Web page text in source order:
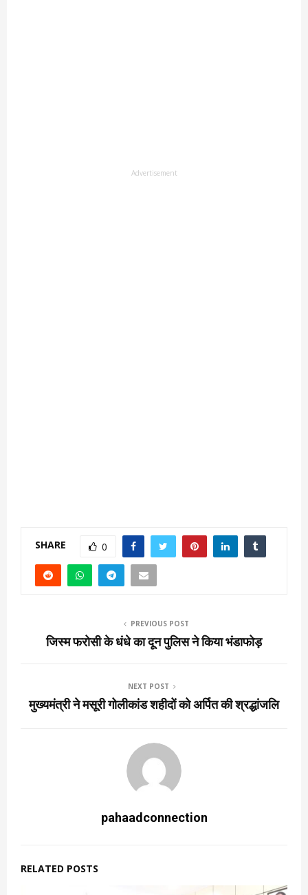
Advertisement
SHARE 0
PREVIOUS POST
जिस्म फरोसी के धंधे का दून पुलिस ने किया भंडाफोड़
NEXT POST
मुख्यमंत्री ने मसूरी गोलीकांड शहीदों को अर्पित की श्रद्धांजलि
pahaadconnection
RELATED POSTS